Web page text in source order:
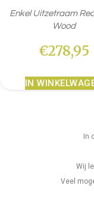
Enkel Uitzetraam
Wood
€278,95
IN
In
Wij
Veel